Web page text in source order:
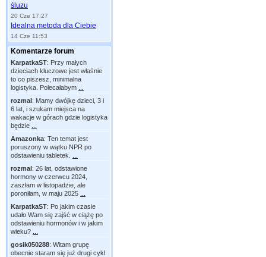
śluzu
20 Cze 17:27
Idealna metoda dla Ciebie
14 Cze 11:53
Komentarze forum
KarpatkaST: Przy małych
dzieciach kluczowe jest właśnie
to co piszesz, minimalna
logistyka. Polecałabym
rozmal: Mamy dwójkę dzieci, 3 i
6 lat, i szukam miejsca na
wakacje w górach gdzie logistyka
będzie
Amazonka: Ten temat jest
poruszony w wątku NPR po
odstawieniu tabletek.
rozmal: 26 lat, odstawione
hormony w czerwcu 2024,
zaszłam w listopadzie, ale
poroniłam, w maju 2025
KarpatkaST: Po jakim czasie
udało Wam się zajść w ciążę po
odstawieniu hormonów i w jakim
wieku?
gosik050288: Witam grupę
obecnie staram się już drugi cykl